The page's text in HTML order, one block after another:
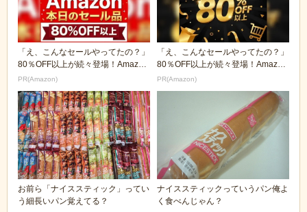
「え、こんなセールやってたの？」
80％OFF以上が続々登場！Amazon
の本気が...
PR(Amazon)
「え、こんなセールやってたの？」
80％OFF以上が続々登場！Amazon
の本気が...
PR(Amazon)
お前ら「ナイススティック」ってい
う細長いパン覚えてる？
ナイススティックっていうパン俺よ
く食べんじゃん？